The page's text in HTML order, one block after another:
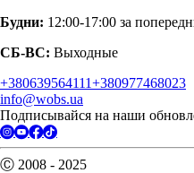
Будни: 12:00-17:00 за
СБ-ВС: Выходные
+380639564111+380977468023
info@wobs.ua
Подписывайся на наши
Ⓒ 2008 - 2025